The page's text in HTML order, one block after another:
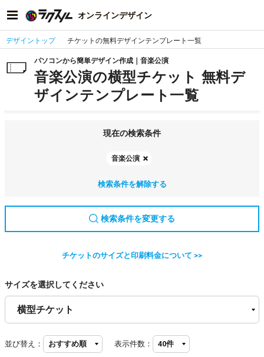
オンラインデザイン
デザイントップ チケットの無料デザインテンプレート一覧
パソコンから簡単デザイン作成｜音楽公演
音楽公演の横型チケット 無料デ
ザインテンプレート一覧
現在の検索条件
音楽公演
検索条件を解除する
検索条件を変更する
チケットのサイズと印刷料金について >>
サイズを選択してください
並び替え： 表示件数：